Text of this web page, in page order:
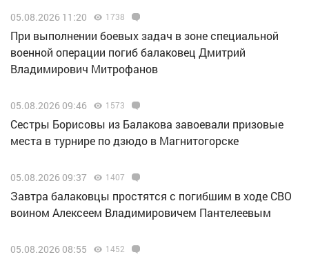
05.08.2026 11:20 1738
При выполнении боевых задач в зоне специальной
военной операции погиб балаковец Дмитрий
Владимирович Митрофанов
05.08.2026 09:46 1573
Сестры Борисовы из Балакова завоевали призовые
места в турнире по дзюдо в Магнитогорске
05.08.2026 09:37 1407
Завтра балаковцы простятся с погибшим в ходе СВО
воином Алексеем Владимировичем Пантелеевым
05.08.2026 08:55 1452